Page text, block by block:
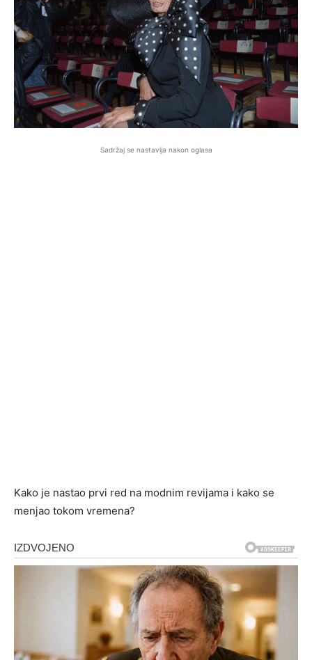
Sadržaj se nastavlja nakon oglasa
Kako je nastao prvi red na modnim revijama i kako se
menjao tokom vremena?